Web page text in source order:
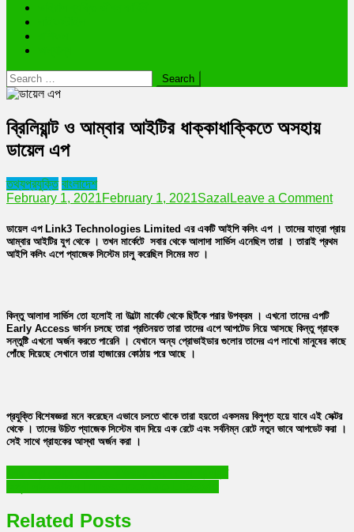
Search
for:
ব্রিলিয়ান্ট ও আম্বার আইটির ধাক্কাধাক্কিতে অসহায়
ডায়েল এপ
তথ্যপ্রযুক্তি বাংলাদেশ
February 1, 2021February 1, 2021Sazal Leave a Commenton
ও
ডায়েল এপ Link3 Technologies Limited এর একটি আইপি কলিং এপ । তাদের যাত্রা প্রায়
আম্বার আইটির যুগ থেকে । তখন মার্কেটে সবার থেকে আলাদা সার্ভিস এনেছিল তারা । তারাই প্রথম
আইপি কলিং এপে প্যাজেক সিস্টেম চালু করেছিল সিমের মত ।
কিন্তু আলাদা সার্ভিস তো হলোই না উল্টো মার্কেট থেকে ছিটঁকে পরার উপক্রম । এখনো তাদের এপটি
Early Access ভার্সন চলছে তারা প্রতিনয়ত তারা তাদের এপে আপটেড নিয়ে আসছে কিন্তু গ্রাহক
সন্তুষ্টি এখনো অর্জন করতে পারেনি । যেখানে অন্য প্রোভাইডার গুলোর তাদের এপ লাখো মানুষের কাছে
পোঁছে দিয়েছে সেখানে তারা হাজারের কোঠায় পরে আছে ।
প্রযুক্তি বিশেষজ্ঞরা মনে করেছেন এভাবে চলতে থাকে তারা হয়তো একসময় বিলুপ্ত হয়ে যাবে এই সেক্টর
থেকে । তাদের উচিত প্যাজেক সিস্টেম বাদ দিয়ে এক রেটে এবং সর্বনিম্ন রেটে নতুন ভাবে আপডেট করা ।
সেই সাথে গ্রাহকের আস্থা অর্জন করা ।
Post
navigation
Related Posts